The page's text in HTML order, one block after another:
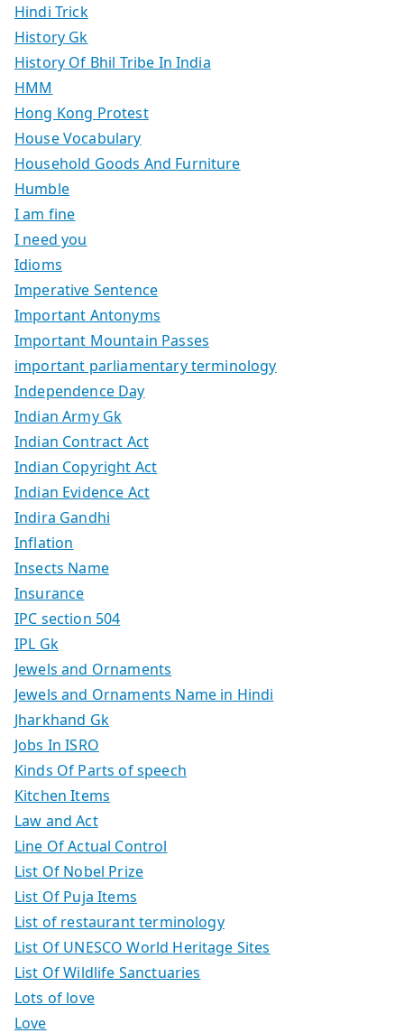
Hindi Trick
History Gk
History Of Bhil Tribe In India
HMM
Hong Kong Protest
House Vocabulary
Household Goods And Furniture
Humble
I am fine
I need you
Idioms
Imperative Sentence
Important Antonyms
Important Mountain Passes
important parliamentary terminology
Independence Day
Indian Army Gk
Indian Contract Act
Indian Copyright Act
Indian Evidence Act
Indira Gandhi
Inflation
Insects Name
Insurance
IPC section 504
IPL Gk
Jewels and Ornaments
Jewels and Ornaments Name in Hindi
Jharkhand Gk
Jobs In ISRO
Kinds Of Parts of speech
Kitchen Items
Law and Act
Line Of Actual Control
List Of Nobel Prize
List Of Puja Items
List of restaurant terminology
List Of UNESCO World Heritage Sites
List Of Wildlife Sanctuaries
Lots of love
Love